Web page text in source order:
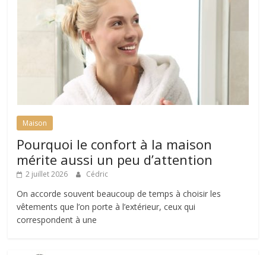
Maison
Pourquoi le confort à la maison
mérite aussi un peu d’attention
2 juillet 2026 Cédric
On accorde souvent beaucoup de temps à choisir les
vêtements que l’on porte à l’extérieur, ceux qui
correspondent à une